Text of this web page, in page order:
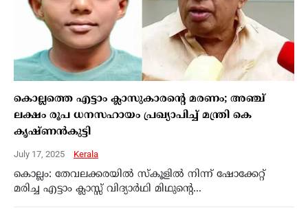
കൊല്ലത്തെ എട്ടാം ക്ലാസുകാരൻ്റെ മരണം; അഞ്ച്
ലക്ഷം രൂപ ധനസഹായം പ്രഖ്യാപിച്ച് മന്ത്രി കെ
കൃഷ്ണൻകുട്ടി
July 17, 2025 Kerala
കൊല്ലം: തേവലക്കരയിൽ സ്കൂളിൽ നിന്ന് ഷോക്കേറ്റ്
മരിച്ച എട്ടാം ക്ലാസ്സ് വിദ്യാർഥി മിഥുൻ്റെ...